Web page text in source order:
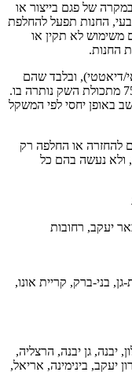
של פגם בייצור או
החנות תפעל להחלפת
משימוש לא תקין או
החנות.
דיאטטי), ובלבד שהם
מוחזרים באריזתם המקורית וכאשר לפחות 75% מתכולת השק נותרה בו.
באופן יחסי לפי המשקל
להחזרה או החלפה רק
ולא נעשה בהם כל
יעקב, רחובות
בני-ברק, קריית אונו,
יבנה, גן יבנה, הרצליה,
יעקב, בינימינה, אריאל,